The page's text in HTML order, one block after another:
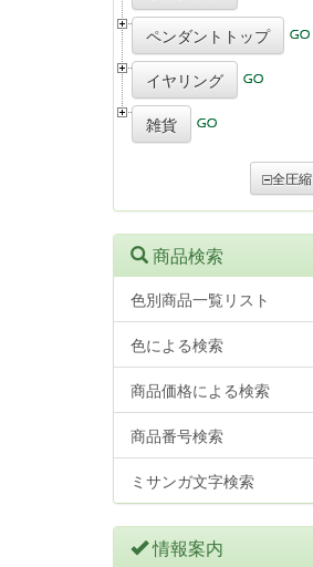
ペンダントトップ
イヤリング
雑貨
全圧縮
商品検索
色別商品一覧リスト
色による検索
商品価格による検索
商品番号検索
ミサンガ文字検索
情報案内